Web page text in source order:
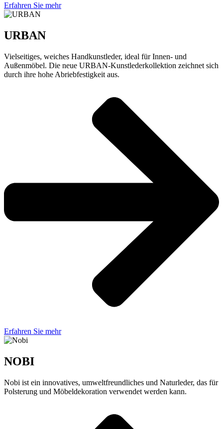
Erfahren Sie mehr
URBAN
Vielseitiges, weiches Handkunstleder, ideal für Innen- und
Außenmöbel. Die neue URBAN-Kunstlederkollektion zeichnet sich
durch ihre hohe Abriebfestigkeit aus.
Erfahren Sie mehr
NOBI
Nobi ist ein innovatives, umweltfreundliches und Naturleder, das für
Polsterung und Möbeldekoration verwendet werden kann.